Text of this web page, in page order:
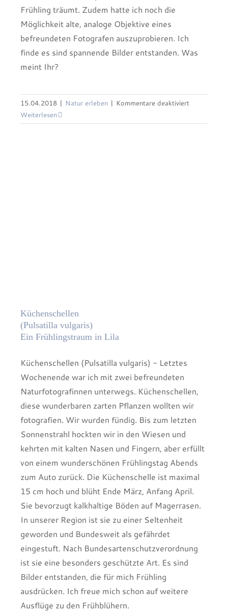
Frühling träumt. Zudem hatte ich noch die
Möglichkeit alte, analoge Objektive eines
befreundeten Fotografen auszuprobieren. Ich
finde es sind spannende Bilder entstanden. Was
meint Ihr?
15.04.2018 | Natur erleben | Kommentare deaktiviert
Frühling
Weiterlesen
(Pulsatilla vulgaris)
Ein Frühlingstraum in Lila
Küchenschellen
(Pulsatilla vulgaris)
Ein Frühlingstraum in Lila
Küchenschellen (Pulsatilla vulgaris) - Letztes
Wochenende war ich mit zwei befreundeten
Naturfotografinnen unterwegs. Küchenschellen,
diese wunderbaren zarten Pflanzen wollten wir
fotografien. Wir wurden fündig. Bis zum letzten
Sonnenstrahl hockten wir in den Wiesen und
kehrten mit kalten Nasen und Fingern, aber erfüllt
von einem wunderschönen Frühlingstag Abends
zum Auto zurück. Die Küchenschelle ist maximal
15 cm hoch und blüht Ende März, Anfang April.
Sie bevorzugt kalkhaltige Böden auf Magerrasen.
In unserer Region ist sie zu einer Seltenheit
geworden und Bundesweit als gefährdet
eingestuft. Nach Bundesartenschutzverordnung
ist sie eine besonders geschützte Art. Es sind
Bilder entstanden, die für mich Frühling
ausdrücken. Ich freue mich schon auf weitere
Ausflüge zu den Frühblühern.